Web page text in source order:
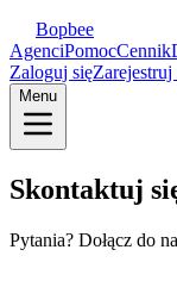
Bopbee
AgenciPomocCennik
Zaloguj sięZarejestruj
Menu
Skontaktuj
Pytania? Dołącz do